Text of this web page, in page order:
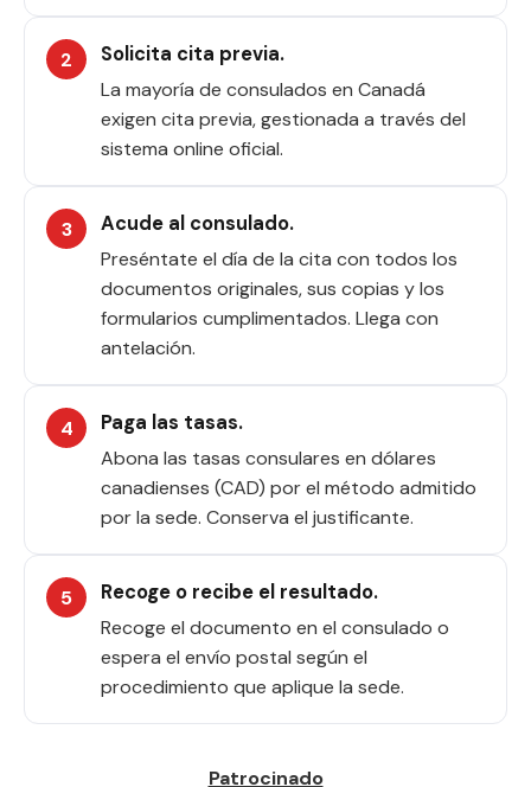
Solicita cita previa.
La mayoría de consulados en Canadá
exigen cita previa, gestionada a través del
sistema online oficial.
Acude al consulado.
Preséntate el día de la cita con todos los
documentos originales, sus copias y los
formularios cumplimentados. Llega con
antelación.
Paga las tasas.
Abona las tasas consulares en dólares
canadienses (CAD) por el método admitido
por la sede. Conserva el justificante.
Recoge o recibe el resultado.
Recoge el documento en el consulado o
espera el envío postal según el
procedimiento que aplique la sede.